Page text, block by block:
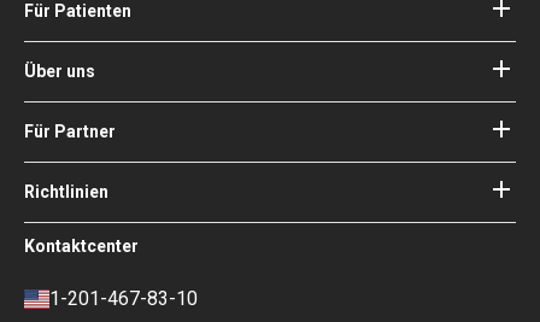
Für Patienten
Kliniken
Ärzte
Blog
Anleitungen
Ihre Garantien
Über uns
Über Bookimed
Wie es funktioniert
Unsere Ärzte
Experte des Medizinischen
Beirats von Bookimed
Soziale Auswirkungen und Medien
Karriere
Für Partner
Ihr Krankenhaus hinzufügen
Login für Partner
Richtlinien
Nutzungsbedingungen
Datenschutzrichtlinie
Richtlinie überprüfen
Kontaktcenter
1-201-467-83-10